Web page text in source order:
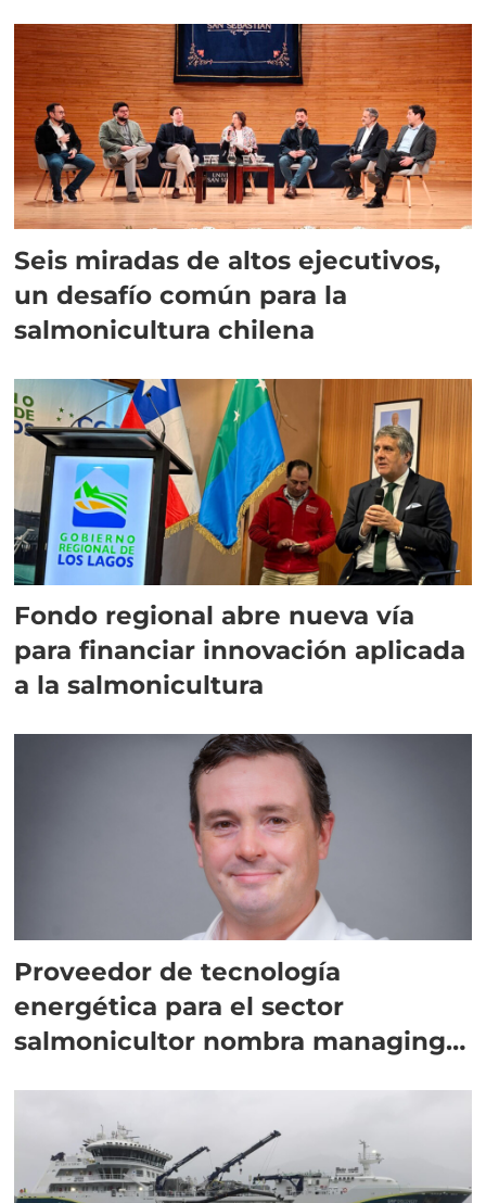
Seis miradas de altos ejecutivos,
un desafío común para la
salmonicultura chilena
Fondo regional abre nueva vía
para financiar innovación aplicada
a la salmonicultura
Proveedor de tecnología
energética para el sector
salmonicultor nombra managing